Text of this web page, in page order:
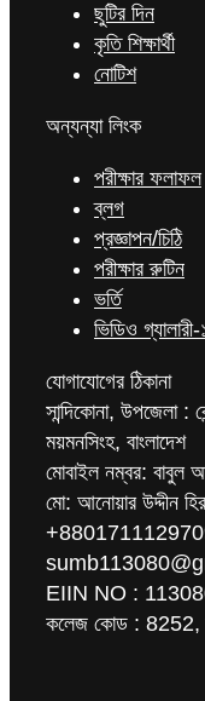
ছুটির দিন
কৃতি শিক্ষার্থী
নোটিশ
অন্যন্যা লিংক
পরীক্ষার ফলাফল
ব্লগ
প্রজ্ঞাপন/চিঠি
পরীক্ষার রুটিন
ভর্তি
ভিডিও
যোগাযোগের ঠিকানা
সান্দিকোনা, উপজেলা :
ময়মনসিংহ, বাংলাদেশ
মোবাইল নম্বর:
মো: আনোয়ার উদ্দীন
EIIN NO :
কলেজ কোড :